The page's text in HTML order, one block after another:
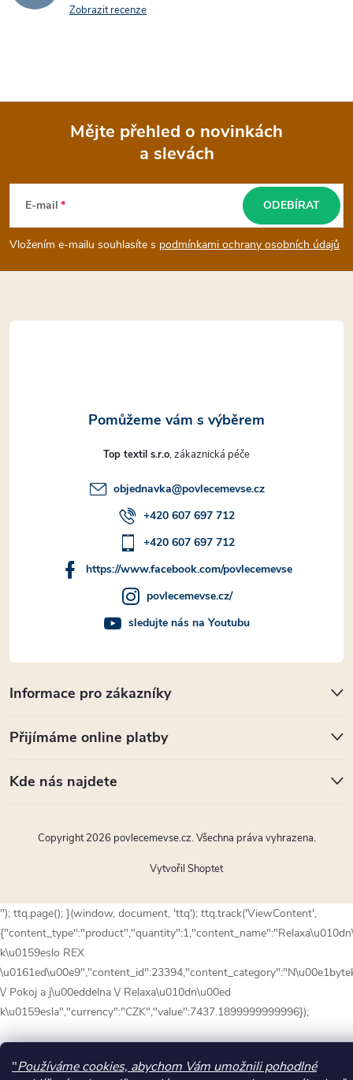
"Používáme cookies, abychom Vám umožnili pohodlné
Zobrazit recenze
p
a
t
Mějte přehled o novinkách
a slevách
E-mail
Vložením e-mailu souhlasíte s podmínkami ochrany osobních údajů
ODEBÍRAT
Informace pro zákazníky
Přijímáme online platby
Kde nás najdete
Top textil s.r.o
objednavka@povlecemevse.cz
+420 607 697 712
+420 607 697 712
https://www.facebook.com/povlecemevse
povlecemevse.cz/
sledujte nás na Youtubu
Vytvořil Shoptet
Copyright 2026 povlecemevse.cz. Všechna práva vyhrazena.
"); ttq.page(); }(window, document, 'ttq'); ttq.track('ViewContent',
k\u0159eslo REX
\/ Pokoj a j\u00eddelna \/ Relaxa\u010dn\u00ed
k\u0159esla","currency":"CZK","value":7437.1899999999996});